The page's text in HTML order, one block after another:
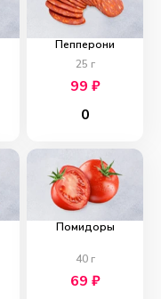
Пепперони
25 г
99 ₽
0
Помидоры
40г
69 ₽